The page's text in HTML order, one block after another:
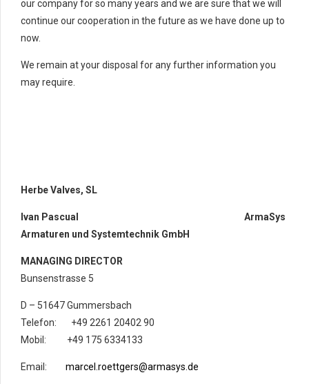
our company for so many years and we are sure that we will
continue our cooperation in the future as we have done up to
now.
We remain at your disposal for any further information you
may require.
Herbe Valves, SL
Ivan Pascual ArmaSys
Armaturen und Systemtechnik GmbH
MANAGING DIRECTOR
Bunsenstrasse 5
D – 51647 Gummersbach
Telefon: +49 2261 20402 90
Mobil: +49 175 6334133
Email: marcel.roettgers@armasys.de